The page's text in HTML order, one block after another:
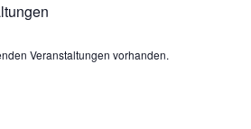
Veranstaltungen vorhanden.